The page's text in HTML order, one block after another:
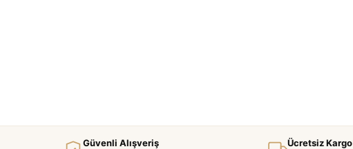
Güvenli Alışveriş Ücretsiz Kargo